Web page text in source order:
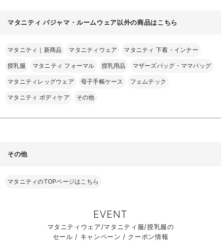
マタニティ パジャマ・ルームウェア以外の商品はこちら
マタニティ｜新商品 マタニティウェア マタニティ 下着・インナー
授乳服 マタニティ フォーマル 授乳用品 マザーズバッグ・ママバッグ
マタニティレッグウェア 母子手帳ケース フェムテック
マタニティ ボディケア その他
その他
マタニティのTOPページはこちら
EVENT
マタニティウェア/マタニティ服/授乳服の
セール / キャンペーン / クーポン情報